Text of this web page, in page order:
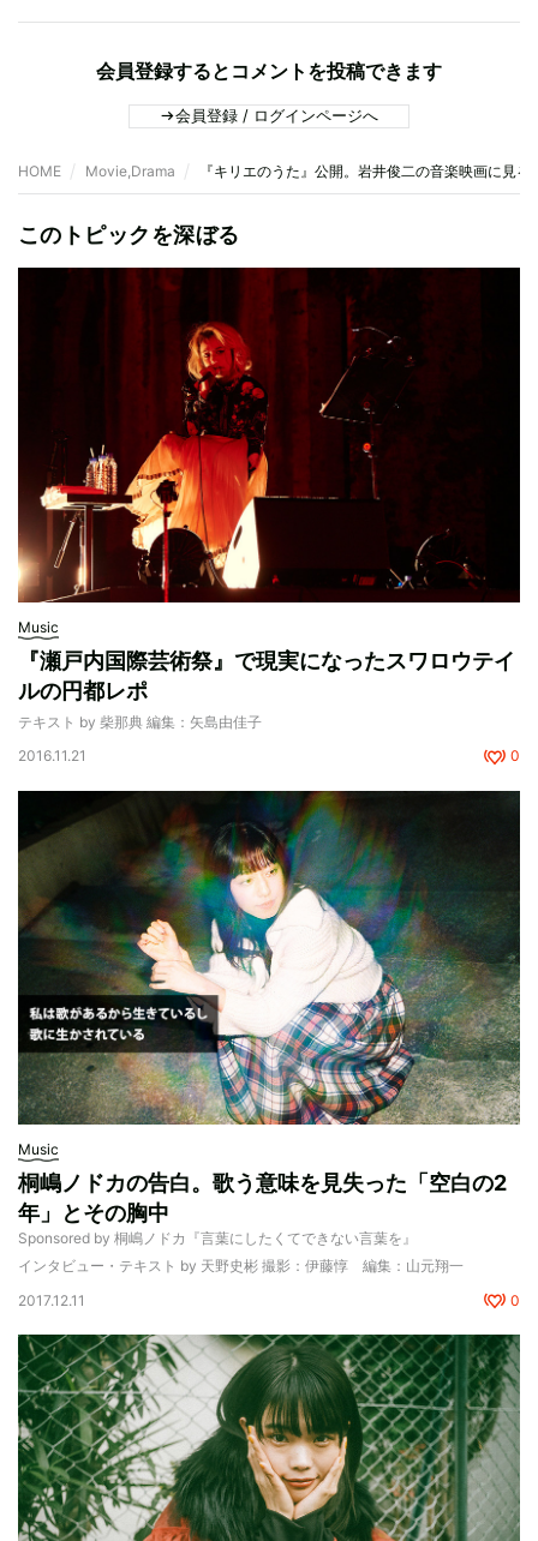
会員登録するとコメントを投稿できます
会員登録 / ログインページへ
HOME Movie,Drama 『キリエのうた』公開。岩井俊二の音楽映画に見
このトピックを深ぼる
Music
『瀬戸内国際芸術祭』で現実になったスワロウテイ
ルの円都レポ
テキスト by 柴那典 編集：矢島由佳子
2016.11.21
0
Music
桐嶋ノドカの告白。歌う意味を見失った「空白の2
年」とその胸中
Sponsored by 桐嶋ノドカ『言葉にしたくてできない言葉を』
インタビュー・テキスト by 天野史彬 撮影：伊藤惇 編集：山元翔一
2017.12.11
0